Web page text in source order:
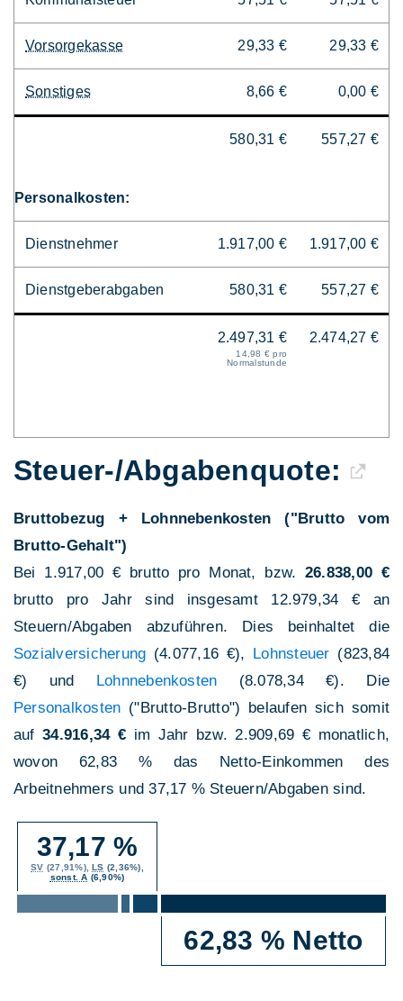
Vorsorgekasse 29,33 € 29,33 €
Sonstiges 8,66 € 0,00 €
580,31 € 557,27 €
Personalkosten:
Dienstnehmer 1.917,00 € 1.917,00 €
Dienstgeberabgaben 580,31 € 557,27 €
2.497,31 €
14,98 € pro
Normalstunde
2.474,27 €
Steuer-/Abgaben­quote:
Bruttobezug + Lohnnebenkosten ("Brutto vom
Brutto-Gehalt")
Bei 1.917,00 € brutto pro Monat, bzw. 26.838,00 €
brutto pro Jahr sind insgesamt 12.979,34 € an
Steuern/Abgaben abzuführen. Dies beinhaltet die
Sozialversicherung (4.077,16 €), Lohnsteuer (823,84
€) und
Lohnnebenkosten (8.078,34 €). Die
Personalkosten ("Brutto-Brutto") belaufen sich somit
auf34.916,34 € im Jahr bzw. 2.909,69 € monatlich,
wovon 62,83 % das Netto-Einkommen des
Arbeitnehmers und 37,17 % Steuern/Abgaben sind.
37,17 %
SV (27,91%),LS (2,36%),
sonst. A (6,90%)
62,83 % Netto